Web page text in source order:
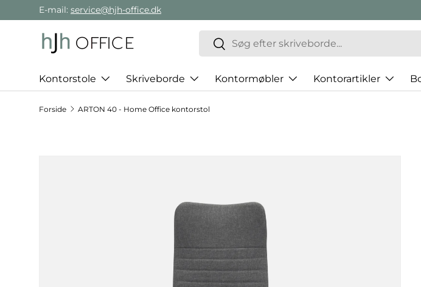
Gå direkte til indholdet
E-mail: service@hjh-office.dk
Søg
Søg
Kontorstole Skriveborde Kontormøbler Kontorartikler
Forside ARTON 40 - Home Office kontorstol